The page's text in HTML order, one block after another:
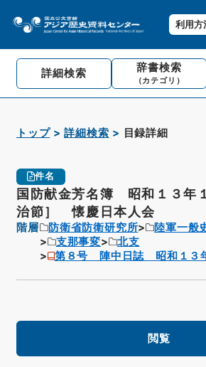
利用方
詳細検索 辞書検索
（カテゴリ）
トップ 詳細検索 目録詳細
件名
国防献金芳名簿 昭和１３年
治節］ 懐慶日本人会
階層 防衛省防衛研究所 陸軍一般
支那事変
北支
第８号 陣中日誌 昭和１３
閲覧